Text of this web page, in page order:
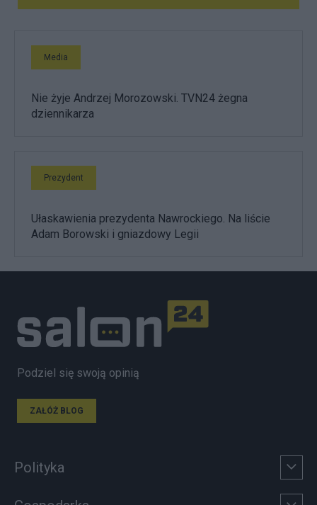
Media
Nie żyje Andrzej Morozowski. TVN24 żegna
dziennikarza
Prezydent
Ułaskawienia prezydenta Nawrockiego. Na liście
Adam Borowski i gniazdowy Legii
Podziel się swoją opinią
ZAŁÓŻ BLOG
Polityka